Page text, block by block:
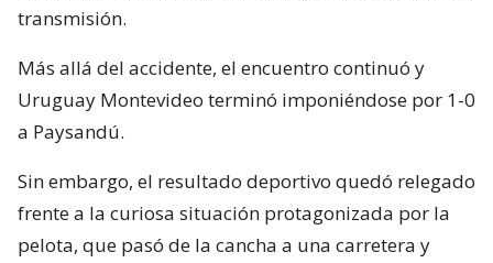
transmisión.
Más allá del accidente, el encuentro continuó y
Uruguay Montevideo terminó imponiéndose por 1-0
a Paysandú.
Sin embargo, el resultado deportivo quedó relegado
frente a la curiosa situación protagonizada por la
pelota, que pasó de la cancha a una carretera y